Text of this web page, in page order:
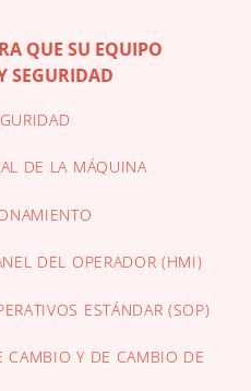
QUE SU EQUIPO
SEGURIDAD
DE LA MÁQUINA
DEL OPERADOR (HMI)
ESTÁNDAR (SOP)
CAMBIO Y DE CAMBIO DE